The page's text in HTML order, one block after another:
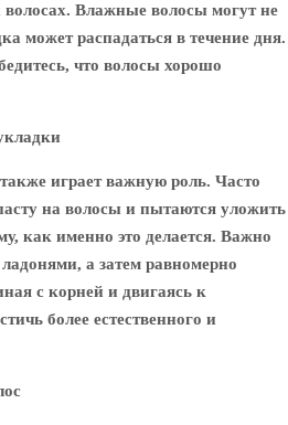
Влажные волосы могут не
может распадаться в течение дня.
что волосы хорошо
играет важную роль. Часто
на волосы и пытаются уложить
как именно это делается. Важно
а затем равномерно
с корней и двигаясь к
более естественного и